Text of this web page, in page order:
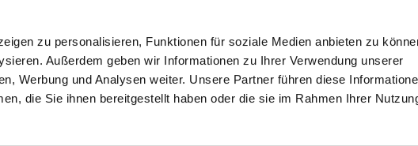
zu personalisieren, Funktionen für soziale Medien anbieten zu
Außerdem geben wir Informationen zu Ihrer Verwendung unserer
Werbung und Analysen weiter. Unsere Partner führen diese
die Sie ihnen bereitgestellt haben oder die sie im Rahmen Ihrer
Input PD4.
bestellt haben, hat die zusätzliche Standardbestückung mit
sich nur, wenn die Option LPC gewählt bzw. gekauft wurde.
finden Sie in denLDD-1137 Hardware Release Notes